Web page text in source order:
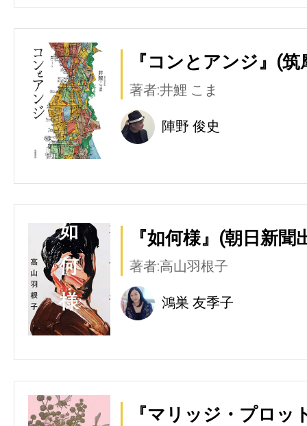
『コンとアンジ』(筑
著者:井鯉 こま
陣野 俊史
『如何様』(朝日新聞
著者:高山羽根子
鴻巣 友季子
『マリッジ・プロッ